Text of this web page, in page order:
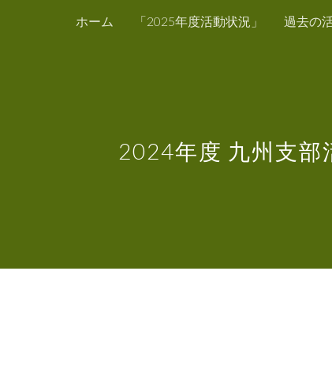
Skip to main content
ホーム 「2025年度活動状況」 過去の
2024年度 九州支部